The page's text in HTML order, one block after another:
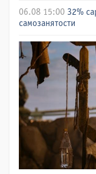
06.08 15:00 32%
самозанятости